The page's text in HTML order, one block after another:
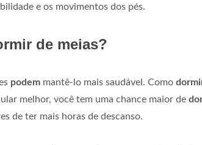
e os movimentos dos pés.
de meias?
podem mantê-lo mais saudável. Como
melhor, você tem uma chance maior de
de ter mais horas de descanso.